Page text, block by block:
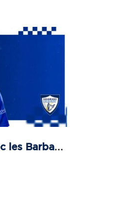
Mathis Galthié avec les Barbarians Britanniques !